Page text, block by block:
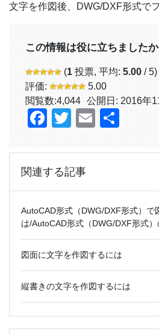
文字を作図後、DWG/DXF形式で
この情報は役に立ちましたか
(1 投票, 平均: 5.00 / 5)
評価:
5.00
閲覧数:4,044 公開日: 2016年
Facebook
TwitterEmail
関連する記事
AutoCAD形式（DWG/DXF形式）で
は/AutoCAD形式（DWG/DXF形式
図面に文字を作図するには
縦書きの文字を作図するには